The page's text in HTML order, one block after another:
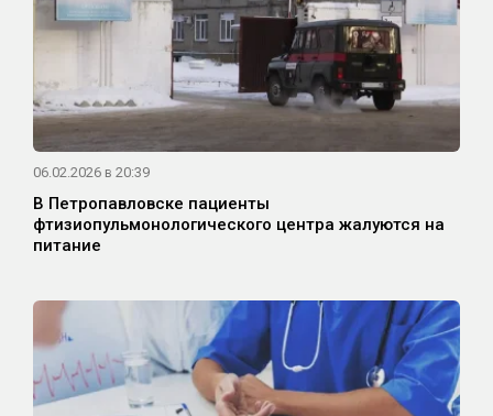
06.02.2026 в 20:39
В Петропавловске пациенты
фтизиопульмонологического центра жалуются на
питание